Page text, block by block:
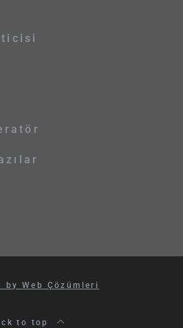
by Web Çözümleri
to top